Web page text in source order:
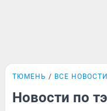
ТЮМЕНЬ ВСЕ НОВОСТИ
Новости по